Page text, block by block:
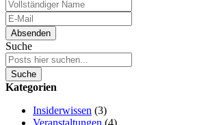
Absenden
Suche
Suche
Kategorien
Insiderwissen (3)
Veranstaltungen (4)